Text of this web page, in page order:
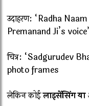
उदाहरण: “Radha
Premanand Ji’s
चित्र: “Sadgurudev
photo frames
लेकिन कोईलाइसेंसिंग